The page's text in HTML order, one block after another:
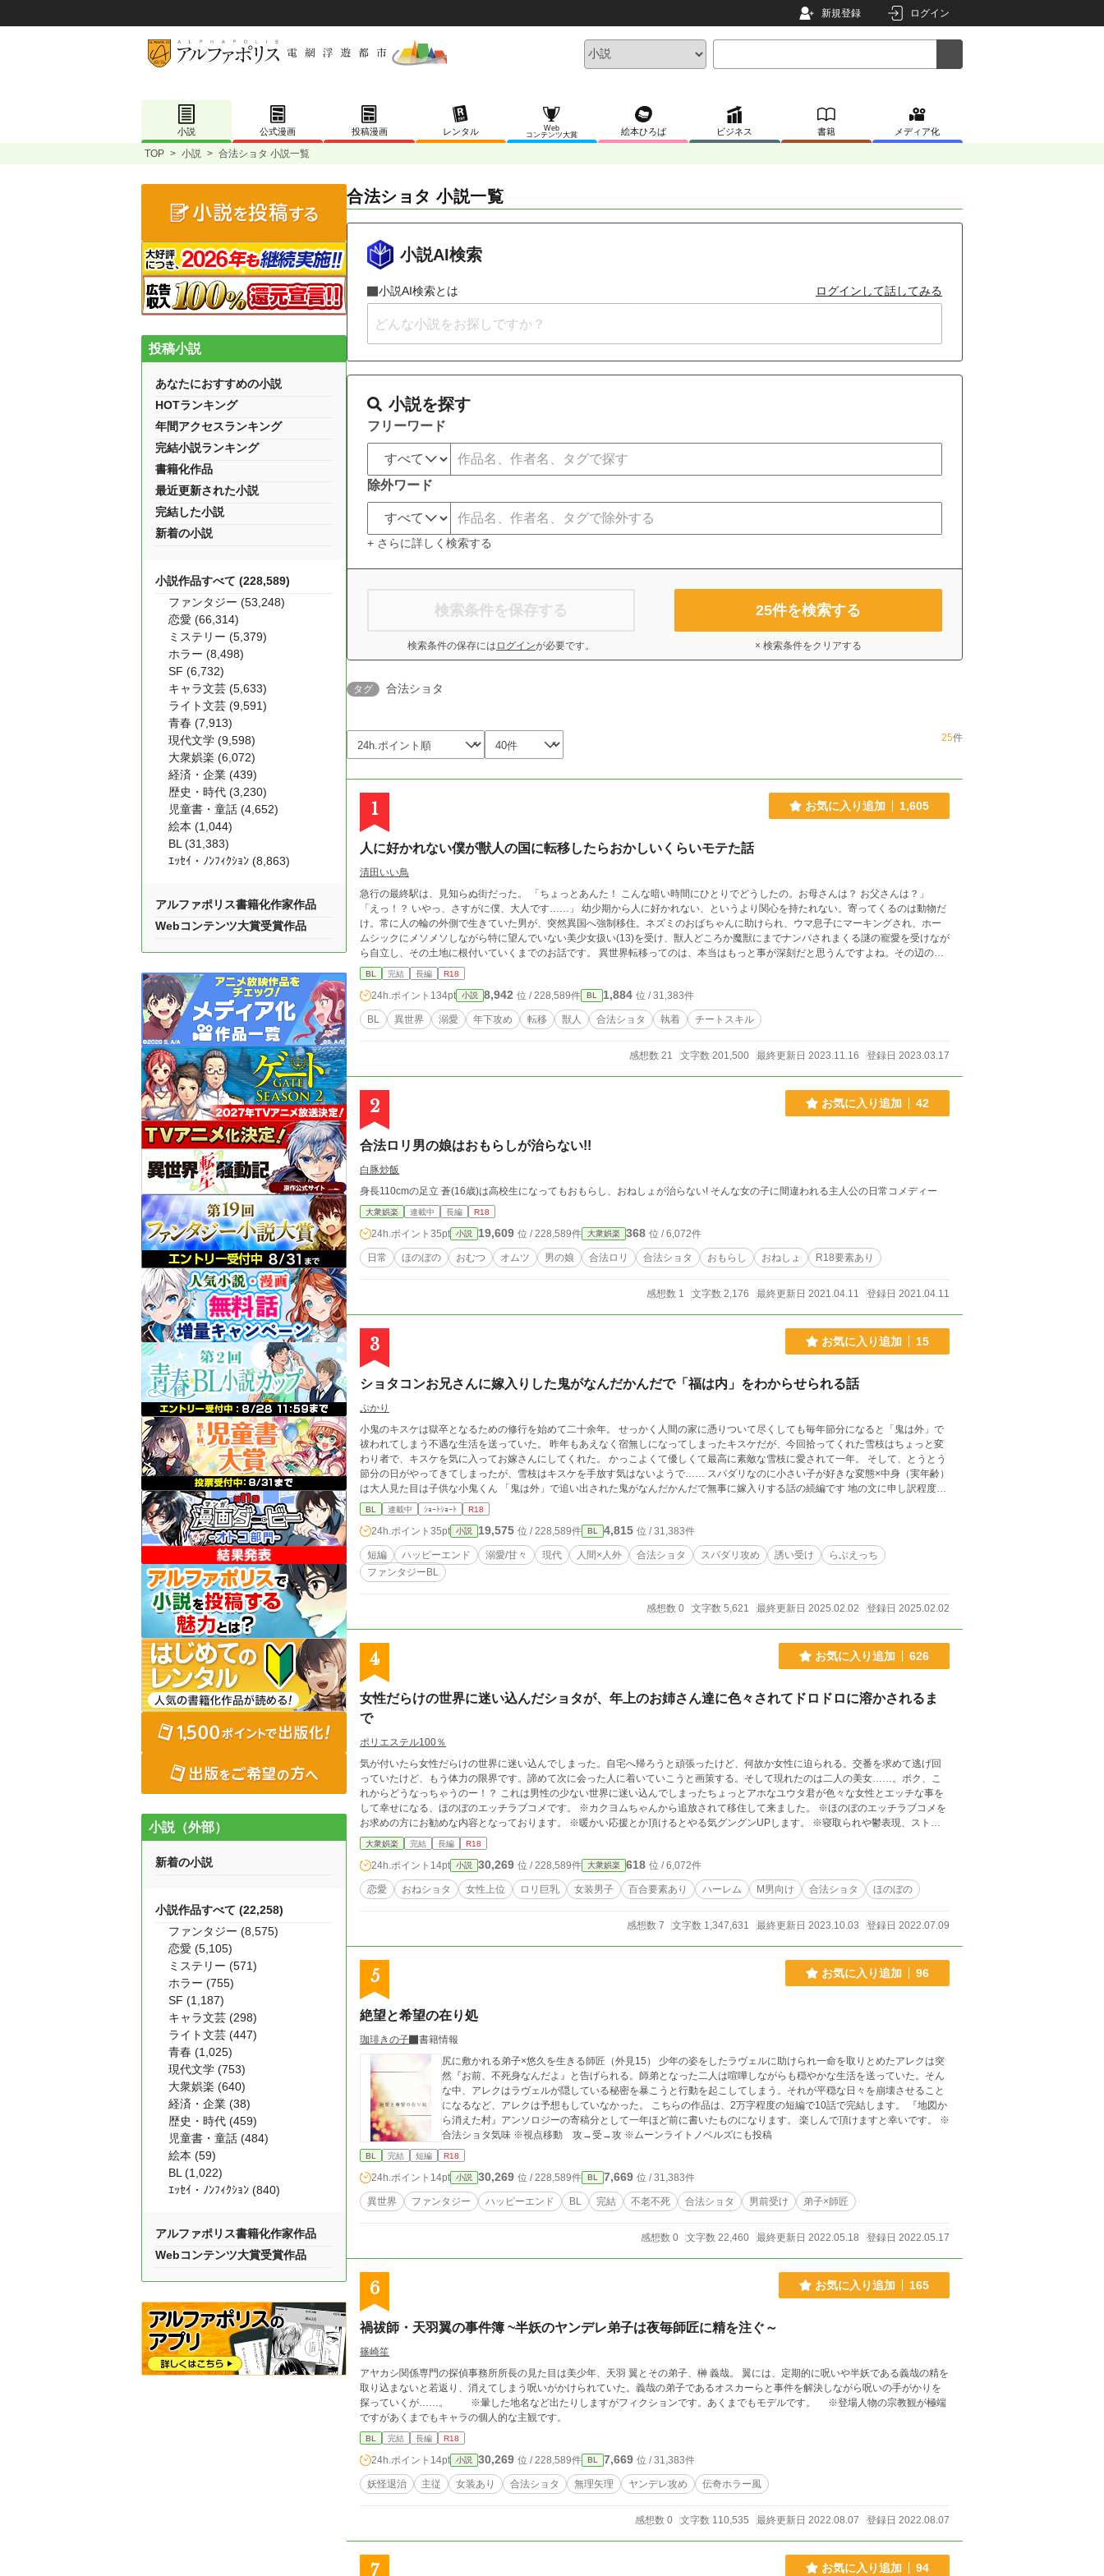
新規登録 ログイン
小説 公式漫画 投稿漫画 レンタル
Web
コンテンツ大賞
絵本ひろば ビジネス 書籍 メディア化
TOP > 小説 > 合法ショタ 小説一覧
合法ショタ 小説一覧
小説AI検索
小説AI検索とは ログインして話してみる
小説を探す
フリーワード
除外ワード
+ さらに詳しく検索する
検索条件を保存する
検索条件の保存には ログインが必要です。
25件を検索する
× 検索条件をクリアする
タグ 合法ショタ
25件
1 お気に入り追加 1,605
人に好かれない僕が獣人の国に転移したらおかしいくらいモテた話
清田いい鳥
急行の最終駅は、見知らぬ街だった。 「ちょっとあんた！ こんな暗い時間にひとりでどうしたの。お母さんは？ お父さんは？」
「えっ！？ いやっ、さすがに僕、大人です……」 幼少期から人に好かれない、というより関心を持たれない。寄ってくるのは動物だ
け。常に人の輪の外側で生きていた男が、突然異国へ強制移住。ネズミのおばちゃんに助けられ、ウマ息子にマーキングされ、ホー
ムシックにメソメソしながら特に望んでいない美少女扱い(13)を受け、獣人どころか魔獣にまでナンパされまくる謎の寵愛を受けなが
ら自立し、その土地に根付いていくまでのお話です。 異世界転移ってのは、本当はもっと事が深刻だと思うんですよね。その辺の心
情を書いてみました。なーんてな。合法ショタが書きたかっただけですわ。
BL 完結 長編 R18
24h.ポイント 134pt 小説 8,942 位 / 228,589件 BL 1,884 位 / 31,383件
BL 異世界 溺愛 年下攻め 転移 獣人 合法ショタ 執着 チートスキル
感想数 21 文字数 201,500 最終更新日 2023.11.16 登録日 2023.03.17
2 お気に入り追加 42
合法ロリ男の娘はおもらしが治らない!!
白豚炒飯
身長110cmの足立 蒼(16歳)は高校生になってもおもらし、おねしょが治らない! そんな女の子に間違われる主人公の日常コメディー
大衆娯楽 連載中 長編 R18
24h.ポイント 35pt 小説 19,609 位 / 228,589件 大衆娯楽 368 位 / 6,072件
日常 ほのぼの おむつ オムツ 男の娘 合法ロリ 合法ショタ おもらし おねしょ R18要素あり
感想数 1 文字数 2,176 最終更新日 2021.04.11 登録日 2021.04.11
3 お気に入り追加 15
ショタコンお兄さんに嫁入りした鬼がなんだかんだで「福は内」をわからせられる話
ぷかり
小鬼のキスケは獄卒となるための修行を始めて二十余年。 せっかく人間の家に憑りついて尽くしても毎年節分になると「鬼は外」で
祓われてしまう不遇な生活を送っていた。 昨年もあえなく宿無しになってしまったキスケだが、今回拾ってくれた雪枝はちょっと変
わり者で、キスケを気に入ってお嫁さんにしてくれた。 かっこよくて優しくて最高に素敵な雪枝に愛されて一年。 そして、とうとう
節分の日がやってきてしまったが、雪枝はキスケを手放す気はないようで…… スパダリなのに小さい子が好きな変態×中身（実年齢）
は大人見た目は子供な小鬼くん 「鬼は外」で追い出された鬼がなんだかんだで無事に嫁入りする話の続編です 地の文に申し訳程度の
♡が飛んでいます ムーンライトノベルズさまにも掲載中です
BL 連載中 ｼｮｰﾄｼｮｰﾄ R18
24h.ポイント 35pt 小説 19,575 位 / 228,589件 BL 4,815 位 / 31,383件
短編 ハッピーエンド 溺愛/甘々 現代 人間×人外 合法ショタ スパダリ攻め 誘い受け
らぶえっち
ファンタジーBL
感想数 0 文字数 5,621 最終更新日 2025.02.02 登録日 2025.02.02
4 お気に入り追加 626
女性だらけの世界に迷い込んだショタが、年上のお姉さん達に色々されてドロドロに溶かされるま
で
ポリエステル100％
気が付いたら女性だらけの世界に迷い込んでしまった。自宅へ帰ろうと頑張ったけど、何故か女性に迫られる。交番を求めて逃げ回
っていたけど、もう体力の限界です。諦めて次に会った人に着いていこうと画策する。そして現れたのは二人の美女……。ボク、こ
れからどうなっちゃうのー！？ これは男性の少ない世界に迷い込んでしまったちょっとアホなユウタ君が色々な女性とエッチな事を
して幸せになる、ほのぼのエッチラブコメです。 ※カクヨムちゃんから追放されて移住して来ました。 ※ほのぼのエッチラブコメを
お求めの方にお勧めな内容となっております。 ※暖かい応援とか頂けるとやる気グングンUPします。 ※寝取られや鬱表現、ストレ
スになるような表現、展開はありません。 ※女性上位のプレイがほとんどで、主人公は基本的に受け身となりますのでご了承下さ
い。 ※百合な展開もありますので、苦手な方はご注意下さい。 ※物語の展開上、ハーレム表現はありますが、全ての女性が幸せにな
るように頑張ります。 ※163話までストックがありますので、切れるまで毎日更新します（投稿時間は不定）。 ※良かったら同時連
載の『本当にそれ、鑑定ですか？』も見て下さいー！ ※この物語はフィクションであり、登場する人物・団体・その他名称とは一切
関係ありません。
大衆娯楽 完結 長編 R18
24h.ポイント 14pt 小説 30,269 位 / 228,589件 大衆娯楽 618 位 / 6,072件
恋愛 おねショタ 女性上位 ロリ巨乳 女装男子 百合要素あり ハーレム M男向け 合法ショタ ほのぼの
感想数 7 文字数 1,347,631 最終更新日 2023.10.03 登録日 2022.07.09
5 お気に入り追加 96
絶望と希望の在り処
珈琲きの子
書籍情報
尻に敷かれる弟子×悠久を生きる師匠（外見15） 少年の姿をしたラヴェルに助けられ一命を取りとめたアレクは突
然『お前、不死身なんだよ』と告げられる。師弟となった二人は喧嘩しながらも穏やかな生活を送っていた。そん
な中、アレクはラヴェルが隠している秘密を暴こうと行動を起こしてしまう。それが平穏な日々を崩壊させること
になるなど、アレクは予想もしていなかった。 こちらの作品は、2万字程度の短編で10話で完結します。 『地図か
ら消えた村』アンソロジーの寄稿分として一年ほど前に書いたものになります。 楽しんで頂けますと幸いです。 ※
合法ショタ気味 ※視点移動 攻→受→攻 ※ムーンライトノベルズにも投稿
BL 完結 短編 R18
24h.ポイント 14pt 小説 30,269 位 / 228,589件 BL 7,669 位 / 31,383件
異世界 ファンタジー ハッピーエンド BL 完結 不老不死 合法ショタ 男前受け 弟子×師匠
感想数 0 文字数 22,460 最終更新日 2022.05.18 登録日 2022.05.17
6 お気に入り追加 165
禍祓師・天羽翼の事件簿 ~半妖のヤンデレ弟子は夜毎師匠に精を注ぐ～
篠崎笙
アヤカシ関係専門の探偵事務所所長の見た目は美少年、天羽 翼とその弟子、榊 義哉。 翼には、定期的に呪いや半妖である義哉の精を
取り込まないと若返り、消えてしまう呪いがかけられていた。義哉の弟子であるオスカーらと事件を解決しながら呪いの手がかりを
探っていくが……。 ※暈した地名など出たりしますがフィクションです。あくまでもモデルです。 ※登場人物の宗教観が極端
ですがあくまでもキャラの個人的な主観です。
BL 完結 長編 R18
24h.ポイント 14pt 小説 30,269 位 / 228,589件 BL 7,669 位 / 31,383件
妖怪退治 主従 女装あり 合法ショタ 無理矢理 ヤンデレ攻め 伝奇ホラー風
感想数 0 文字数 110,535 最終更新日 2022.08.07 登録日 2022.08.07
7 お気に入り追加 94
投稿小説
あなたにおすすめの小説
HOTランキング
年間アクセスランキング
完結小説ランキング
書籍化作品
最近更新された小説
完結した小説
新着の小説
小説作品すべて (228,589)
ファンタジー (53,248)
恋愛 (66,314)
ミステリー (5,379)
ホラー (8,498)
SF (6,732)
キャラ文芸 (5,633)
ライト文芸 (9,591)
青春 (7,913)
現代文学 (9,598)
大衆娯楽 (6,072)
経済・企業 (439)
歴史・時代 (3,230)
児童書・童話 (4,652)
絵本 (1,044)
BL (31,383)
ｴｯｾｲ・ﾉﾝﾌｨｸｼｮﾝ (8,863)
アルファポリス書籍化作家作品
Webコンテンツ大賞受賞作品
小説（外部）
新着の小説
小説作品すべて (22,258)
ファンタジー (8,575)
恋愛 (5,105)
ミステリー (571)
ホラー (755)
SF (1,187)
キャラ文芸 (298)
ライト文芸 (447)
青春 (1,025)
現代文学 (753)
大衆娯楽 (640)
経済・企業 (38)
歴史・時代 (459)
児童書・童話 (484)
絵本 (59)
BL (1,022)
ｴｯｾｲ・ﾉﾝﾌｨｸｼｮﾝ (840)
アルファポリス書籍化作家作品
Webコンテンツ大賞受賞作品